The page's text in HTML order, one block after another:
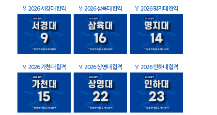
🏅 2026 서경대 합격 🏅 2026 삼육대 합격 🏅 2026 명지대 합격
🏅 2026 가천대 합격 🏅 2026 상명대 합격 🏅 2026 인하대 합격